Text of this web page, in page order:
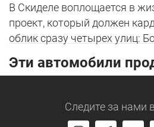
В Скиделе воплощается в
проект, который должен
облик сразу четырех улиц:
Эти автомобили
Следите за нами